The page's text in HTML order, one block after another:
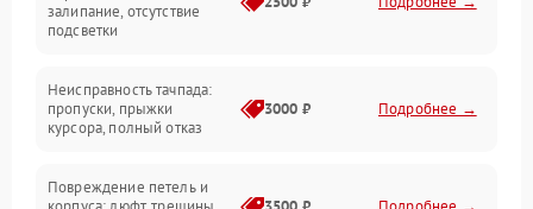
Батарея
Сеть и интернет
залипание, отсутствие
подсветки
Неисправность тачпада:
пропуски, прыжки
курсора, полный отказ
3000 ₽ Подробнее →
Повреждение петель и